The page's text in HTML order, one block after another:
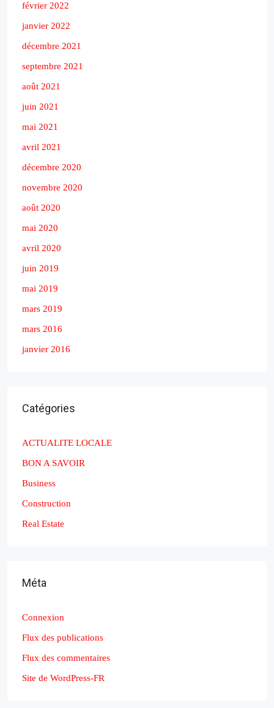
février 2022
janvier 2022
décembre 2021
septembre 2021
août 2021
juin 2021
mai 2021
avril 2021
décembre 2020
novembre 2020
août 2020
mai 2020
avril 2020
juin 2019
mai 2019
mars 2019
mars 2016
janvier 2016
Catégories
ACTUALITE LOCALE
BON A SAVOIR
Business
Construction
Real Estate
Méta
Connexion
Flux des publications
Flux des commentaires
Site de WordPress-FR